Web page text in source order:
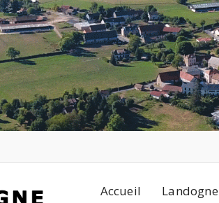
Accueil Landogne